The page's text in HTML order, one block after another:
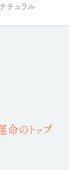
ナチュラル
命のトップ